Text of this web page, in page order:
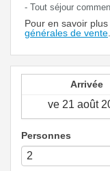
- Tout séjour
Pour en savoir
générales de vente
Arrivée
Personnes